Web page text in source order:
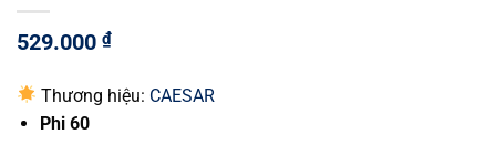
529.000 ₫
Thương hiệu: CAESAR
Phi 60